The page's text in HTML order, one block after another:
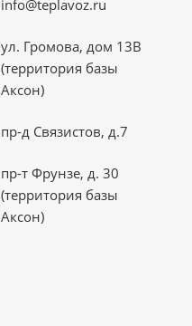
info@teplavoz.ru
ул. Громова, дом 13В
(территория базы
Аксон)
пр-д Связистов, д.7
пр-т Фрунзе, д. 30
(территория базы
Аксон)